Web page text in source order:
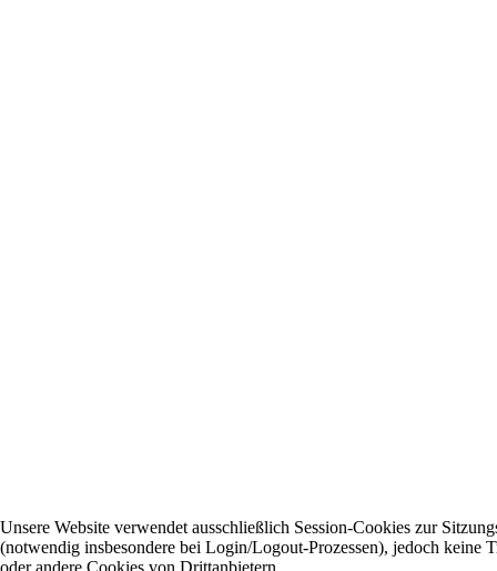
Unsere Website verwendet ausschließlich Session-Cookies zur
(notwendig insbesondere bei Login/Logout-Prozessen), jedoch keine
oder andere Cookies von Drittanbietern.